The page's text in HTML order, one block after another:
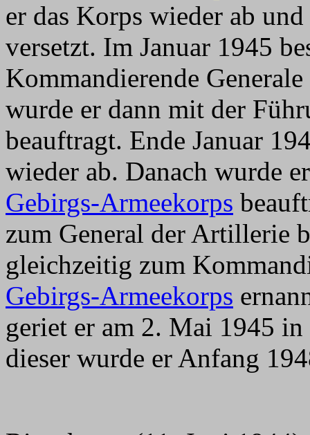
er das Korps wieder ab
versetzt. Im Januar 1945
Kommandierende
wurde er dann mit der
beauftragt. Ende Januar
wieder ab. Danach wurde
Gebirgs-Armeekorps
zum General der Artillerie
gleichzeitig zum
Gebirgs-Armeekorps
geriet er am 2. Mai 1945
dieser wurde er Anfang